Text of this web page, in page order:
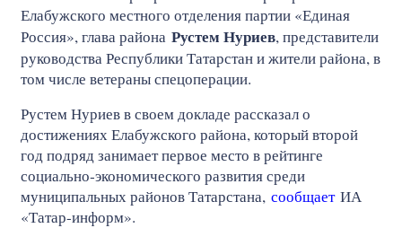
Елабужского местного отделения партии «Единая
Россия», глава района Рустем Нуриев, представители
руководства Республики Татарстан и жители района, в
том числе ветераны спецоперации.
Рустем Нуриев в своем докладе рассказал о
достижениях Елабужского района, который второй
год подряд занимает первое место в рейтинге
социально‑экономического развития среди
муниципальных районов Татарстана, сообщаетИА
«Татар-информ».